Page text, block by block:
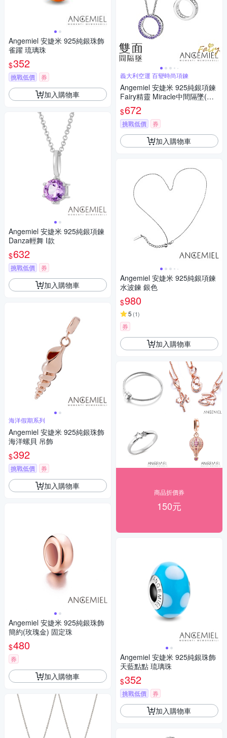
Angemiel 安婕米 925純銀珠飾
雀躍 琉璃珠
$352
挑戰低價 券
加入購物車
Angemiel 安婕米 925純銀項鍊
Danza輕舞 I款
$632
挑戰低價 券
加入購物車
海洋假期系列
Angemiel 安婕米 925純銀珠飾
海洋螺貝 吊飾
$392
挑戰低價 券
加入購物車
Angemiel 安婕米 925純銀珠飾
簡約(玫瑰金) 固定珠
$480
券
加入購物車
義大利空運 百變時尚項鍊
Angemiel 安婕米 925純銀項鍊
Fairy精靈 Miracle中間隔墜(紫
鑽.銀)
$672
挑戰低價 券
加入購物車
Angemiel 安婕米 925純銀項鍊
水波鍊 銀色
$980
5 (1)
券
加入購物車
商品折價券
150元
Angemiel 安婕米 925純銀珠飾
天藍點點 琉璃珠
$352
挑戰低價 券
加入購物車